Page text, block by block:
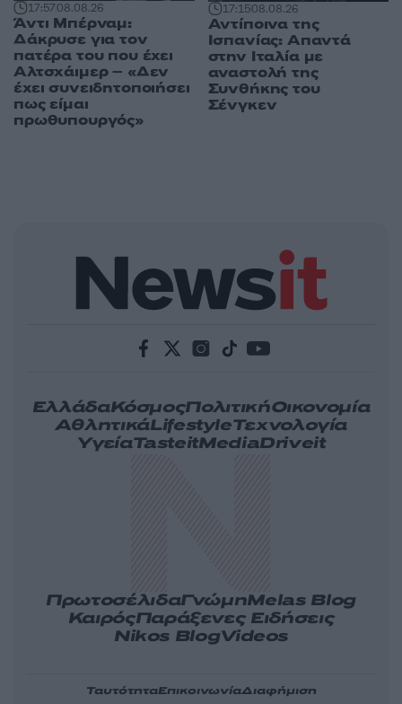
17:5708.08.26
Άντι Μπέρναμ:
Δάκρυσε για τον
πατέρα του που έχει
Αλτσχάιμερ – «Δεν
έχει συνειδητοποιήσει
πως είμαι
πρωθυπουργός»
17:1508.08.26
Αντίποινα της
Ισπανίας: Απαντά
στην Ιταλία με
αναστολή της
Συνθήκης του
Σένγκεν
ΕλλάδαΚόσμοςΠολιτικήΟικονομία
ΑθλητικάLifestyleΤεχνολογία
ΥγείαTasteitMediaDriveit
ΠρωτοσέλιδαΓνώμηMelas Blog
ΚαιρόςΠαράξενες Ειδήσεις
Nikos BlogVideos
ΤαυτότηταΕπικοινωνίαΔιαφήμιση